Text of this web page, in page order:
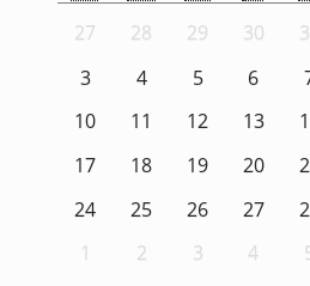
27 28 29 30
3
4 5 6
10
11 12 13
17
18 19 20
24
25 26 27
1
2 3 4